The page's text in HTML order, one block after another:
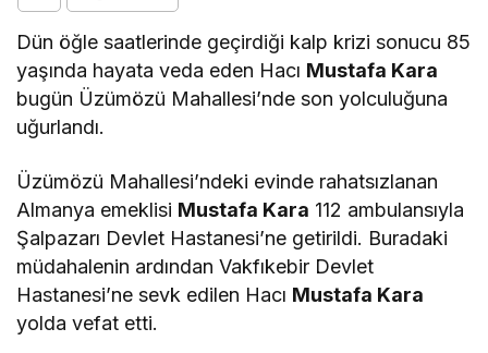
Dün öğle saatlerinde geçirdiği kalp krizi sonucu 85
yaşında hayata veda eden Hacı Mustafa Kara
bugün Üzümözü Mahallesi’nde son yolculuğuna
uğurlandı.
Üzümözü Mahallesi’ndeki evinde rahatsızlanan
Almanya emeklisi Mustafa Kara 112 ambulansıyla
Şalpazarı Devlet Hastanesi’ne getirildi. Buradaki
müdahalenin ardından Vakfıkebir Devlet
Hastanesi’ne sevk edilen Hacı Mustafa Kara
yolda vefat etti.